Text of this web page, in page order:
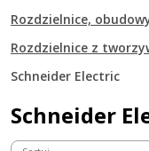
Rozdzielnice,
Rozdzielnice z
Schneider Electric
Schneider